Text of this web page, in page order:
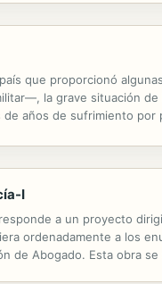
que proporcionó
la grave situación
años de sufrimiento
I
a un proyecto
ordenadamente a los
de Abogado. Esta obra